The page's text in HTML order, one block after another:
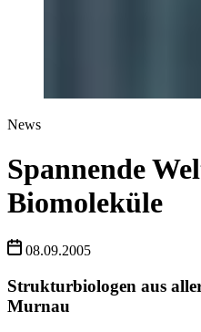
News
Spannende
Biomoleküle
08.09.2005
Strukturbiologen aus
Murnau